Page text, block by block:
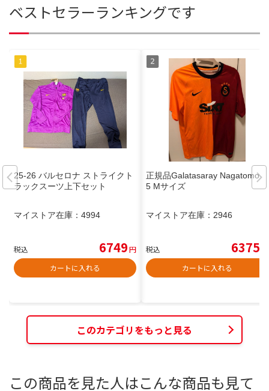
ベストセラーランキングです
25-26 バルセロナ ストライクト
ラックスーツ上下セット
マイストア在庫： 4994
税込 6749円
カートに入れる
正規品Galatasaray Nagatomo 5
5 Mサイズ
マイストア在庫： 2946
税込 6375
カートに入れる
このカテゴリをもっと見る
この商品を見た人はこんな商品も見て